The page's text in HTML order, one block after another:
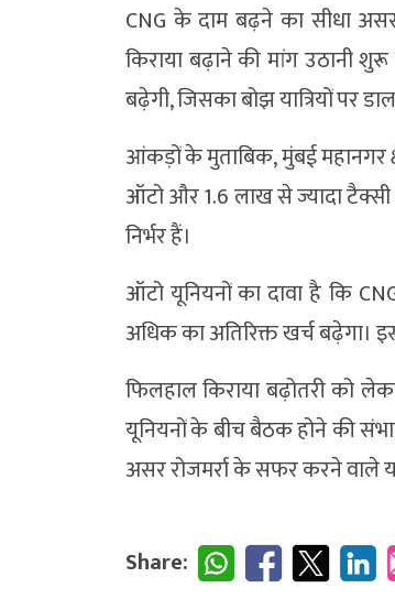
CNG के दाम बढ़ने का सीधा
किराया बढ़ाने की मांग उठानी
बढ़ेगी, जिसका बोझ यात्रियों पर
आंकड़ों के मुताबिक, मुंबई महानगर
ऑटो और 1.6 लाख से ज्यादा
निर्भर हैं।
ऑटो यूनियनों का दावा है कि
अधिक का अतिरिक्त खर्च बढ़ेगा।
फिलहाल किराया बढ़ोतरी को
यूनियनों के बीच बैठक होने की
असर रोजमर्रा के सफर करने वाले
Share: